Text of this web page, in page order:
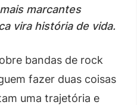
marcantes
vira história de vida.
bandas de rock
fazer duas coisas
uma trajetória e